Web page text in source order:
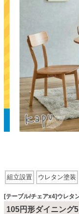
最短発送 冷感ラグ
カテゴリから探す
ソファ
ダイニングテ
組立設置 ウレタン塗装
アジャスター有 板座面
[テーブル/チェアx4]ウレタ
105円形ダイニング